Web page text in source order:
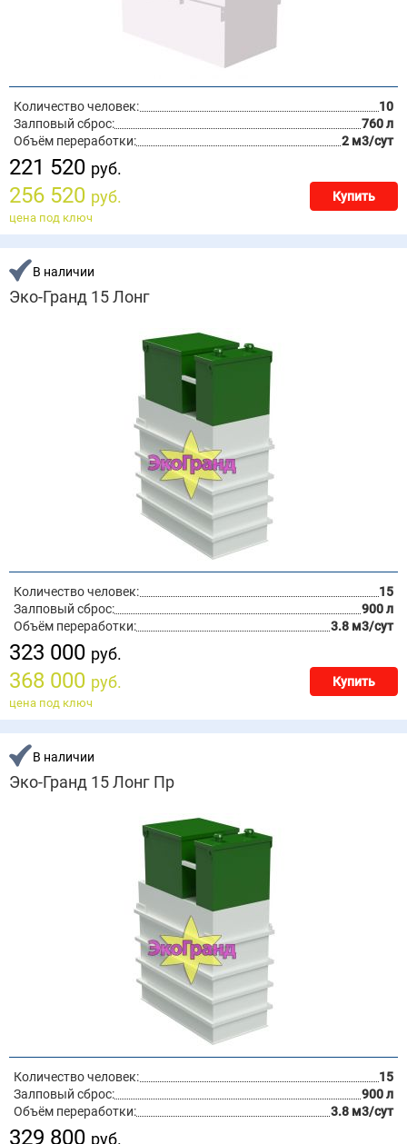
Количество человек:
10
Залповый сброс:
760 л
Объём переработки:
2 м3/сут
221 520 руб.
256 520 руб. Купить
цена под ключ
В наличии
Эко-Гранд 15 Лонг
Количество человек:
15
Залповый сброс:
900 л
Объём переработки:
3.8 м3/сут
323 000 руб.
368 000 руб. Купить
цена под ключ
В наличии
Эко-Гранд 15 Лонг Пр
Количество человек:
15
Залповый сброс:
900 л
Объём переработки:
3.8 м3/сут
329 800 руб.